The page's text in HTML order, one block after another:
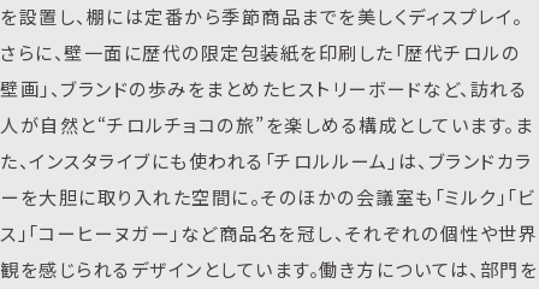
を設置し、棚には定番から季節商品までを美しくディスプレイ。
さらに、壁一面に歴代の限定包装紙を印刷した「歴代チロルの
壁画」、ブランドの歩みをまとめたヒストリーボードなど、訪れる
人が自然と“チロルチョコの旅”を楽しめる構成としています。ま
た、インスタライブにも使われる「チロルルーム」は、ブランドカラ
ーを大胆に取り入れた空間に。そのほかの会議室も「ミルク」「ビ
ス」「コーヒーヌガー」など商品名を冠し、それぞれの個性や世界
観を感じられるデザインとしています。働き方については、部門を